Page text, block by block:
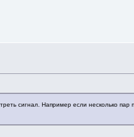
сигнал. Например если несколько пар